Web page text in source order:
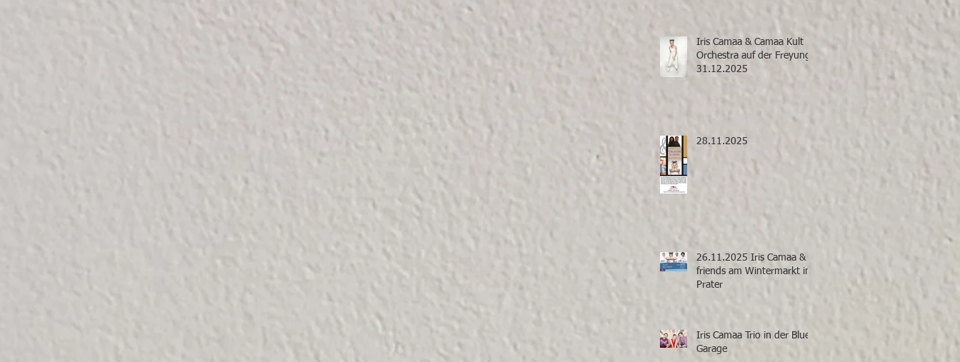
Iris Camaa & Camaa Kult
Orchestra auf der Freyung
31.12.2025
28.11.2025
26.11.2025 Iris Camaa &
friends am Wintermarkt im
Prater
Iris Camaa Trio in der Blue
Garage